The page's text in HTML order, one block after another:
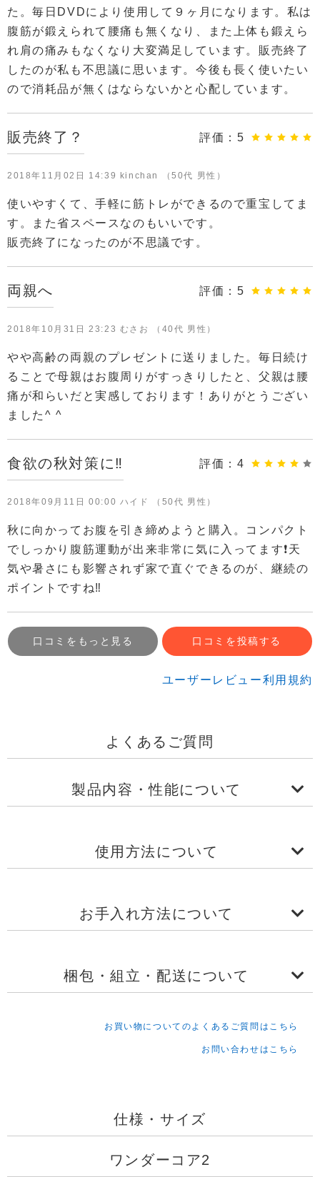
た。毎日DVDにより使用して９ヶ月になります。私は
腹筋が鍛えられて腰痛も無くなり、また上体も鍛えら
れ肩の痛みもなくなり大変満足しています。販売終了
したのが私も不思議に思います。今後も長く使いたい
ので消耗品が無くはならないかと心配しています。
販売終了？ 評価： 5
2018年11月02日 14:39 kinchan （50代 男性）
使いやすくて、手軽に筋トレができるので重宝してま
す。また省スペースなのもいいです。
販売終了になったのが不思議です。
両親へ 評価： 5
2018年10月31日 23:23 むさお （40代 男性）
やや高齢の両親のプレゼントに送りました。毎日続け
ることで母親はお腹周りがすっきりしたと、父親は腰
痛が和らいだと実感しております！ありがとうござい
ました^ ^
食欲の秋対策に‼️ 評価： 4
2018年09月11日 00:00 ハイド （50代 男性）
秋に向かってお腹を引き締めようと購入。コンパクト
でしっかり腹筋運動が出来非常に気に入ってます❗天
気や暑さにも影響されず家で直ぐできるのが、継続の
ポイントですね‼️
口コミをもっと見る 口コミを投稿する
ユーザーレビュー利用規約
よくあるご質問
製品内容・性能について
使用方法について
お手入れ方法について
梱包・組立・配送について
お買い物についてのよくあるご質問はこちら
お問い合わせはこちら
仕様・サイズ
ワンダーコア2